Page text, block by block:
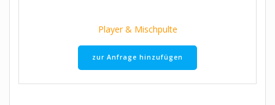
Player & Mischpulte
zur Anfrage hinzufügen